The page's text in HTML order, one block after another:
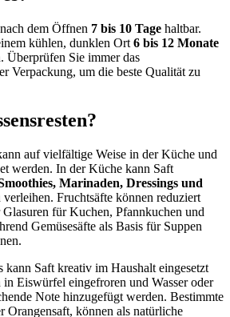
dem Öffnen 7 bis 10 Tage haltbar.
kühlen, dunklen Ort 6 bis 12 Monate
Überprüfen Sie immer das
Verpackung, um die beste Qualität zu
auf vielfältige Weise in der Küche und
werden. In der Küche kann Saft
Marinaden, Dressings und
verleihen. Fruchtsäfte können reduziert
für Kuchen, Pfannkuchen und
Gemüsesäfte als Basis für Suppen
kann Saft kreativ im Haushalt eingesetzt
Eiswürfel eingefroren und Wasser oder
Note hinzugefügt werden. Bestimmte
Orangensaft, können als natürliche